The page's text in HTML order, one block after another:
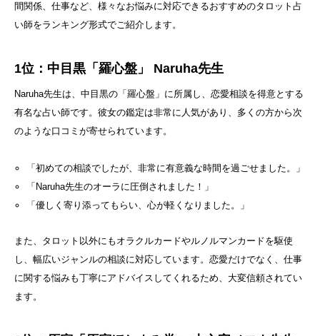
間関係、仕事など、様々なお悩みに対応できるおすすめのタロット占
い師をランキング形式でご紹介します。
1位：中目黒「羅心盤」 Naruha先生
Naruha先生は、中目黒の「羅心盤」に所属し、恋愛相談を得意とする
有名な占い師です。彼女の鑑定は非常に人気があり、多くの方から次
のような口コミが寄せられています。
「初めての相談でしたが、非常に有意義な時間を過ごせました。」
「Naruha先生のオーラに圧倒されました！」
「優しく寄り添ってもらい、心が軽くなりました。」
また、タロット以外にもオラクルカードやルノルマンカードを駆使
し、幅広いジャンルの相談に対応しています。恋愛だけでなく、仕事
に関する悩みも丁寧にアドバイスしてくれるため、大変信頼されてい
ます。